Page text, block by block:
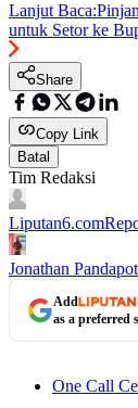
Lanjut Baca:
untuk Setor ke
Share
Copy Link
Batal
Tim Redaksi
Liputan6.com
Jonathan
Add
as a preferred
One Call